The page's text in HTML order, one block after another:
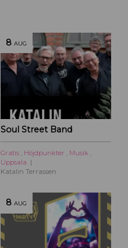
8 AUG
Soul Street Band
Gratis Höjdpunkter Musik
Uppsala
Katalin Terrassen
8 AUG